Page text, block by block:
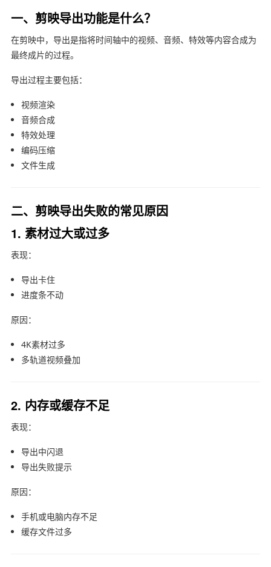
一、剪映导出功能是什么？
在剪映中，导出是指将时间轴中的视频、音频、特效等内容合成为
最终成片的过程。
导出过程主要包括：
视频渲染
音频合成
特效处理
编码压缩
文件生成
二、剪映导出失败的常见原因
1. 素材过大或过多
表现：
导出卡住
进度条不动
原因：
4K素材过多
多轨道视频叠加
2. 内存或缓存不足
表现：
导出中闪退
导出失败提示
原因：
手机或电脑内存不足
缓存文件过多